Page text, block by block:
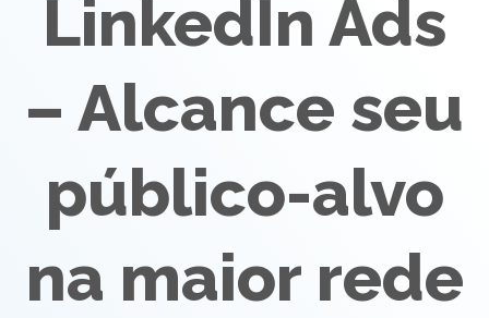
LinkedIn Ads
– Alcance seu
público-alvo
na maior rede